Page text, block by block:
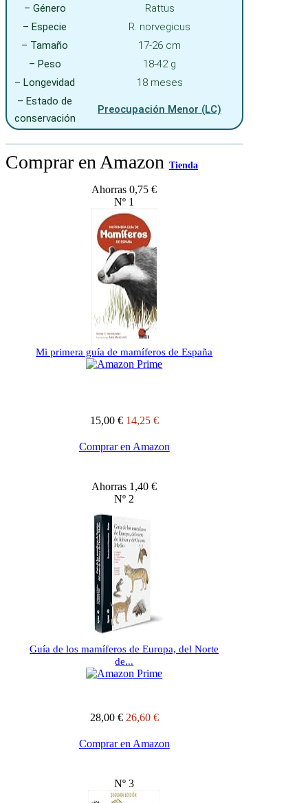
– Género
Rattus
– Especie
R. norvegicus
– Tamaño
17-26 cm
– Peso
18-42 g
– Longevidad
18 meses
– Estado de
conservación
Preocupación Menor (LC)
Comprar en Amazon Tienda
Ahorras 0,75 €
Nº 1
Mi primera guía de mamíferos de España
15,00 € 14,25 €
Comprar en Amazon
Ahorras 1,40 €
Nº 2
Guía de los mamíferos de Europa, del Norte
de...
28,00 € 26,60 €
Comprar en Amazon
Nº 3